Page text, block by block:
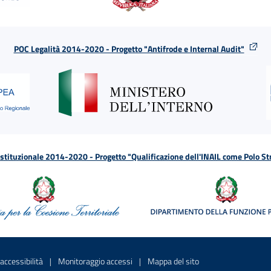
POC Legalità 2014-2020 - Progetto "Antifrode e Internal Audit"
2014-2020 - Progetto "Qualificazione dell'INAIL come Polo
una nuova finestraSito interno - Apre in una nuova finestra
Monitoraggio accessi Sito interno - Apre in una nuova
Mappa del sitoSito interno - Apre